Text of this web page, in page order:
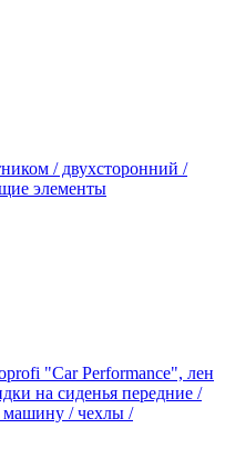
/ двухсторонний /
элементы
"Car Performance", лен
на сиденья передние /
машину / чехлы /